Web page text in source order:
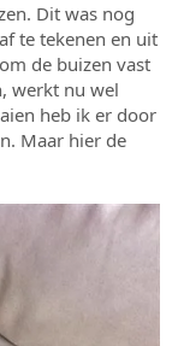
Dit was nog
te tekenen en uit
de buizen vast
werkt nu wel
heb ik er door
Maar hier de